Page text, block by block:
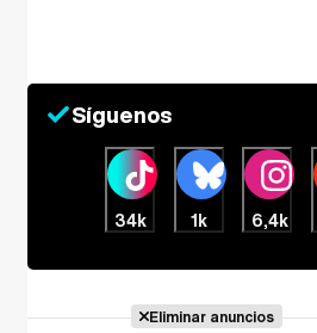
Síguenos
34k 1k 6,4k
Eliminar anuncios